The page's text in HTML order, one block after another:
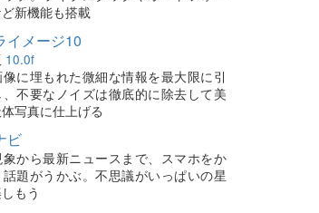
新機能も搭載
イメージ10
10.0f
に埋もれた微細な情報を最大限に引
、不要なノイズは徹底的に除去して美
写真に仕上げる
ビ
象から最新ニュースまで、スマホをか
話題がうかぶ。不思議がいっぱいの星
もう